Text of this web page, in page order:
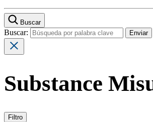
Buscar
Buscar:
Substance
Filtro